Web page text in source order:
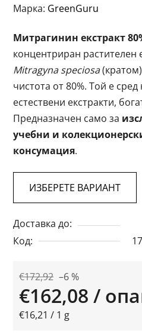
оценка
продукта
е
5,0
от
5
звезди.
Марка: GreenGuru
Митрагинин екстракт
концентриран растителен
Mitragyna speciosa
чистота от 80%. Той е
естествени екстракти,
Предназначен само за
учебни и
консумация.
ИЗБЕРЕТЕ ВАРИАНТ
Доставка до:
Код:
€172,92 –6 %
€162,08 /
Измерване на цената:
€16,21 / 1 g